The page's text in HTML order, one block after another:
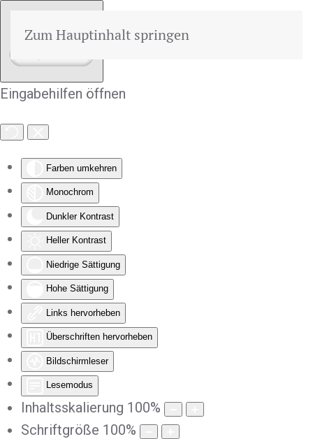
Eingabehilfen öffnen
Farben umkehren
Monochrom
Dunkler Kontrast
Heller Kontrast
Niedrige Sättigung
Hohe Sättigung
Links hervorheben
Überschriften hervorheben
Bildschirmleser
Lesemodus
Inhaltsskalierung 100%
Schriftgröße 100%
Zum Hauptinhalt springen